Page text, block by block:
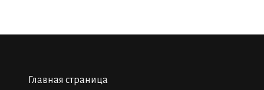
Главная страница